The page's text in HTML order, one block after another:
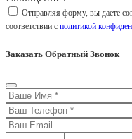
Отправляя форму, вы даете
соответствии с политикой
Заказать Обратный Звонок